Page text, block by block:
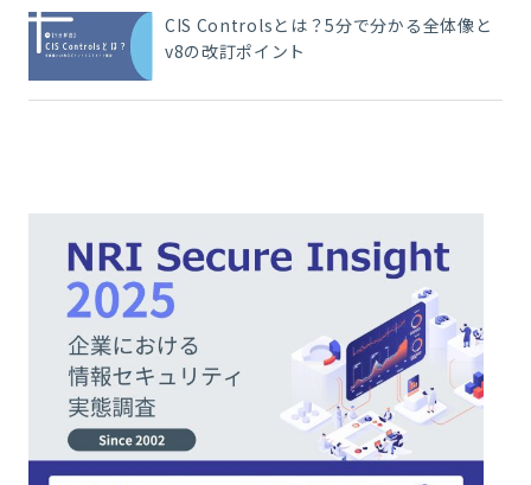
CIS Controlsとは？5分で分かる全体像と
v8の改訂ポイント